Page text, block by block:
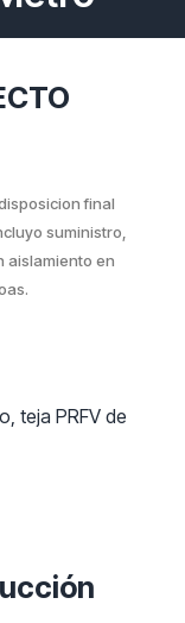
final
suministro,
aislamiento en
teja PRFV de